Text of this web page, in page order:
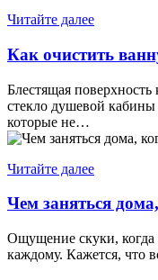
Читайте далее
Как очистить
Блестящая поверхность
стекло душевой
которые не…
Читайте далее
Чем заняться
Ощущение скуки, когда
каждому. Кажется, что